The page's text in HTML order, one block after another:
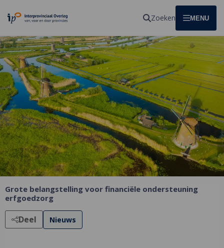
Homepagina Zoeken OPEN
MENU
Grote belangstelling voor financiële ondersteuning
erfgoedzorg
Deel Nieuws